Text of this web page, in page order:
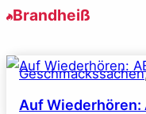
Brandheiß
Geschmackssachen
Auf Wiederhören: